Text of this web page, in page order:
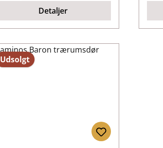
Detaljer
Udsolgt